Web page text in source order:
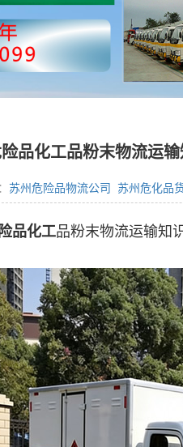
品化工品粉末物流运输
苏州危险品物流公司 苏州危化品
品化工品粉末物流运输知识